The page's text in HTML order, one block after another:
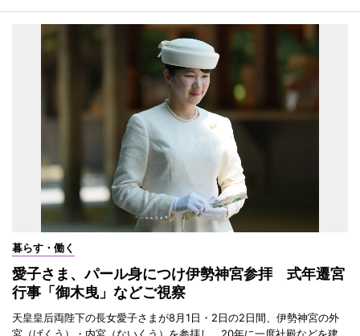
暮らす・働く
愛子さま、パール身につけ伊勢神宮参拝 式年遷宮
行事「御木曳」などご視察
天皇皇后両陛下の長女愛子さまが8月1日・2日の2日間、伊勢神宮の外
宮（げくう）・内宮（ないくう）を参拝し、20年に一度社殿などを建